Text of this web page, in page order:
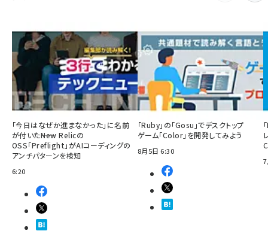
「今日はなぜか進まなかった」に名前
が付いた――New Relicの
OSS「Preflight」がAIコーディングの
アンチパターンを検知
6:20
「Ruby」の「Gosu」でデスクトップ
ゲーム「Color」を開発してみよう
8月5日 6:30